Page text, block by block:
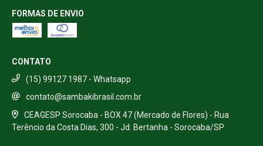
FORMAS DE ENVIO
CONTATO
(15) 99127 1987 - Whatsapp
contato@sambakibrasil.com.br
CEAGESP Sorocaba - BOX 47 (Mercado de Flores) - Rua
Terêncio da Costa Dias, 300 - Jd. Bertanha - Sorocaba/SP